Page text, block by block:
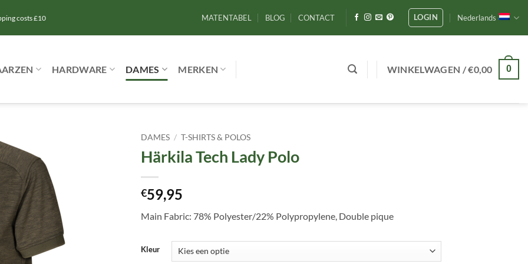
costs £10 MATENTABEL BLOG CONTACT LOGIN Nederlands
HARDWARE DAMES MERKEN WINKELWAGEN /€0,00 0
DAMES / T-SHIRTS & POLOS
Härkila Tech Lady Polo
€59,95
Main Fabric: 78% Polyester/22% Polypropylene, Double pique
Kleur